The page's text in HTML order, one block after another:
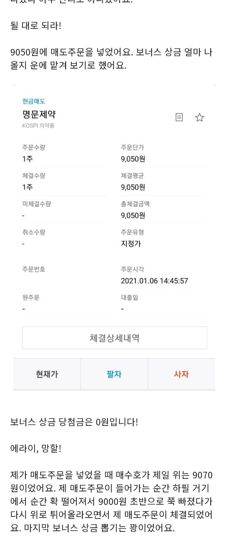
될 대로 되라!
9050원에 매도주문을 넣었어요. 보너스 상금 얼마 나
올지 운에 맡겨 보기로 했어요.
보너스 상금 당첨금은 0원입니다!
에라이, 망할!
제가 매도주문을 넣었을 때 매수호가 제일 위는 9070
원이었어요. 제 매도주문이 들어가는 순간 하필 거기
에서 순간 확 떨어져서 9000원 초반으로 쭉 빠졌다가
다시 위로 튀어올라오면서 제 매도주문이 체결되었어
요. 마지막 보너스 상금 뽑기는 꽝이었어요.